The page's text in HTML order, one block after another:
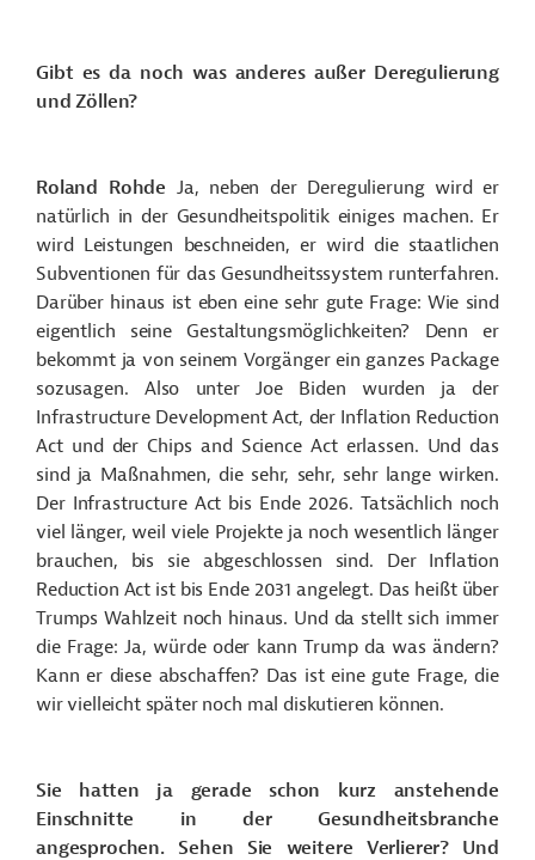
Gibt es da noch was anderes außer Deregulierung
und Zöllen?
Roland Rohde Ja, neben der Deregulierung wird er
natürlich in der Gesundheitspolitik einiges machen. Er
wird Leistungen beschneiden, er wird die staatlichen
Subventionen für das Gesundheitssystem runterfahren.
Darüber hinaus ist eben eine sehr gute Frage: Wie sind
eigentlich seine Gestaltungsmöglichkeiten? Denn er
bekommt ja von seinem Vorgänger ein ganzes Package
sozusagen. Also unter Joe Biden wurden ja der
Infrastructure Development Act, der Inflation Reduction
Act und der Chips and Science Act erlassen. Und das
sind ja Maßnahmen, die sehr, sehr, sehr lange wirken.
Der Infrastructure Act bis Ende 2026. Tatsächlich noch
viel länger, weil viele Projekte ja noch wesentlich länger
brauchen, bis sie abgeschlossen sind. Der Inflation
Reduction Act ist bis Ende 2031 angelegt. Das heißt über
Trumps Wahlzeit noch hinaus. Und da stellt sich immer
die Frage: Ja, würde oder kann Trump da was ändern?
Kann er diese abschaffen? Das ist eine gute Frage, die
wir vielleicht später noch mal diskutieren können.
Sie hatten ja gerade schon kurz anstehende
Einschnitte in der Gesundheitsbranche
angesprochen. Sehen Sie weitere Verlierer? Und